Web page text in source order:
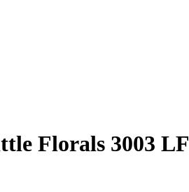
Florals 3003 LF